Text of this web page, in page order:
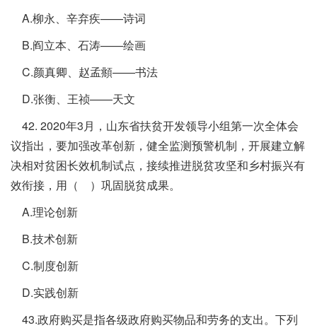
A.柳永、辛弃疾——诗词
B.阎立本、石涛——绘画
C.颜真卿、赵孟頫——书法
D.张衡、王祯——天文
42. 2020年3月，山东省扶贫开发领导小组第一次全体会
议指出，要加强改革创新，健全监测预警机制，开展建立解
决相对贫困长效机制试点，接续推进脱贫攻坚和乡村振兴有
效衔接，用（ ）巩固脱贫成果。
A.理论创新
B.技术创新
C.制度创新
D.实践创新
43.政府购买是指各级政府购买物品和劳务的支出。下列